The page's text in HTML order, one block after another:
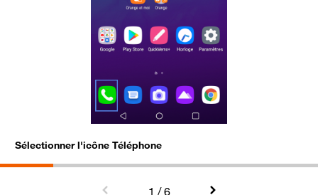
Sélectionner l'icône Téléphone
1 / 6